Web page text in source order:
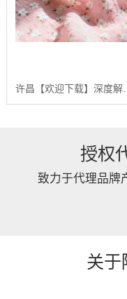
许昌【欢迎下载】深度解析90/10涤棉面料：基于全产业链优势的品质控制与未来趋势报告【精梳涤棉坯布长期供应合作案例】【哪家好?】
授权
致力于代理品牌
关于